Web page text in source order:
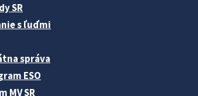
SR
s ľuďmi
správa
ESO
MV SR